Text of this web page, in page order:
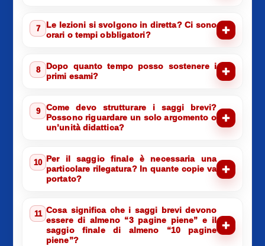
7
Le lezioni si svolgono in diretta? Ci sono
orari o tempi obbligatori?
8
Dopo quanto tempo posso sostenere i
primi esami?
9
Come devo strutturare i saggi brevi?
Possono riguardare un solo argomento o
un’unità didattica?
10 Per il saggio finale è necessaria una
particolare rilegatura? In quante copie va
portato?
11 Cosa significa che i saggi brevi devono
essere di almeno “3 pagine piene” e il
saggio finale di almeno “10 pagine
piene”?